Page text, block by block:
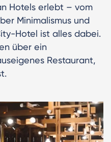
Hotels erlebt – vom
Minimalismus und
Hotel ist alles dabei.
über ein
Restaurant,